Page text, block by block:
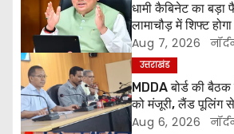
n
a
v
i
धामी कैबिनेट का बड़ा
लामाचौड़ में शिफ्ट
अन्य महत्वपूर्ण फैसले
Aug 7, 2026
उत्तराखंड
MDDA बोर्ड की
को मंजूरी, लैंड पूलिंग
परियोजनाओं को
Aug 6, 2026